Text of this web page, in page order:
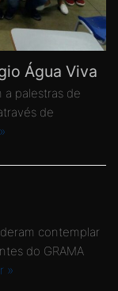
Água Viva
a palestras de
de
contemplar
do GRAMA
»